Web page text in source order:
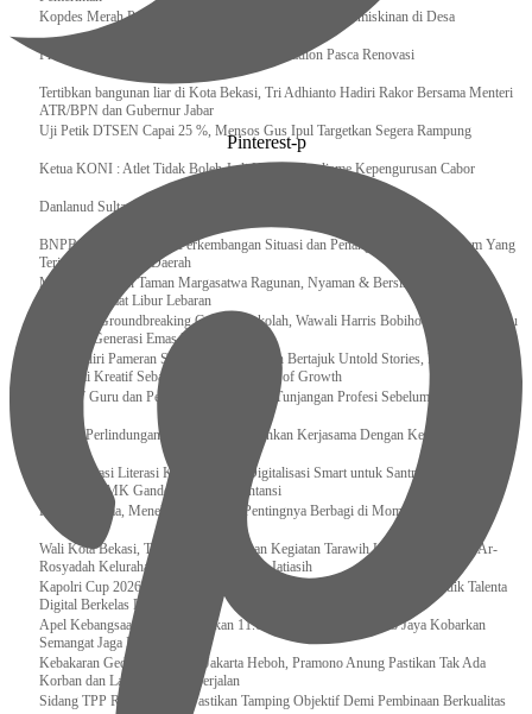
Kopdes Merah Putih Instrumen Penting Pengentasan Kemiskinan di Desa
Presiden, Prabowo Subianto Resmikan 17 Stadion Pasca Renovasi
Tertibkan bangunan liar di Kota Bekasi, Tri Adhianto Hadiri Rakor Bersama Menteri
ATR/BPN dan Gubernur Jabar
Uji Petik DTSEN Capai 25 %, Mensos Gus Ipul Targetkan Segera Rampung
Ketua KONI : Atlet Tidak Boleh Jadi Korban Dualisme Kepengurusan Cabor
Danlanud Sultan Hasanuddin Ikuti Exit Meeting Bersama BPK RI
BNPB Terus Memantau Perkembangan Situasi dan Penanganan Bencana Alam Yang
Terjadi di Beberapa Daerah
Menpar Pastikan Taman Margasatwa Ragunan, Nyaman & Bersih di Kunjungi
Wisatawan Saat Libur Lebaran
Resmikan Groundbreaking Gedung Sekolah, Wawali Harris Bobihoe : Tonggak Baru
Ciptakan Generasi Emas Masa Depan
Menghadiri Pameran Seni Meiro Collection Bertajuk Untold Stories, Irene Umar :
Ekonomi Kreatif Sebagai The New Engine of Growth
120.067 Guru dan Pengawas PAI Terima Tunjangan Profesi Sebelum Lebaran
Perkuat Perlindungan KI Kemenkum Sahkan Kerjasama Dengan Kemenbud
Transformasi Literasi Keuangan dan Digitalisasi Smart untuk Santri Produktif
Kemenko PMK Gandeng Beberapa Intansi
Peduli Sesama, Menekraf Tekankan Pentingnya Berbagi di Momen Ramadan
Wali Kota Bekasi, Tri Adhianto Lakukan Kegiatan Tarawih Keliling di Masjid Ar-
Rosyadah Kelurahan Jatirasa Kecamatan Jatiasih
Kapolri Cup 2026 Meledak! 35.936 Peserta Adu Skill E-Sports, Polri Bidik Talenta
Digital Berkelas Dunia
Apel Kebangsaan Jakarta Libatkan 11.000 Peserta, Polda Metro Jaya Kobarkan
Semangat Jaga Indonesia
Kebakaran Gedung Bapenda Jakarta Heboh, Pramono Anung Pastikan Tak Ada
Korban dan Layanan Tetap Berjalan
Sidang TPP Rutan Rantau Pastikan Tamping Objektif Demi Pembinaan Berkualitas
Pinterest-p